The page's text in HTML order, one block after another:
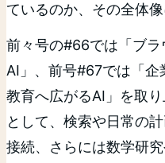
ているのか、その全体像
前々号の#66では「ブ
AI」、前号#67では「企
教育へ広がるAI」を取
として、検索や日常の
接続、さらには数学研